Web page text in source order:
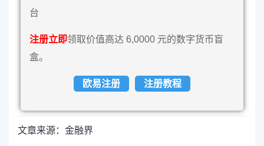
台
注册立即领取价值高达 6,0000 元的数字货币盲
盒。
欧易注册 注册教程
文章来源：金融界